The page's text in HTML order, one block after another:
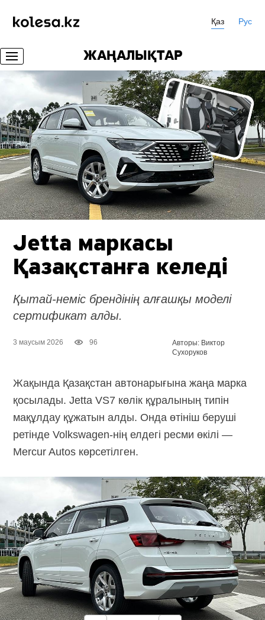
Қаз Рус
ЖАҢАЛЫҚТАР
Jetta маркасы
Қазақстанға келеді
Қытай-неміс брендінің алғашқы моделі
сертификат алды.
3 маусым 2026 96
Авторы: Виктор
Сухоруков
Жақында Қазақстан автонарығына жаңа марка
қосылады. Jetta VS7 көлік құралының типін
мақұлдау құжатын алды. Онда өтініш беруші
ретіндеVolkswagen-нің елдегі ресми өкілі —
Mercur Autos көрсетілген.